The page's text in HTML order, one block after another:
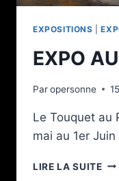
EXPOSITIONS |
EXPO
Paropersonne
Le Touquet au
mai au 1er Juin
LIRE LA SUITE